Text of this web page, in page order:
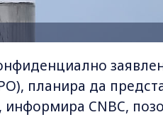
планира да
CNBC,